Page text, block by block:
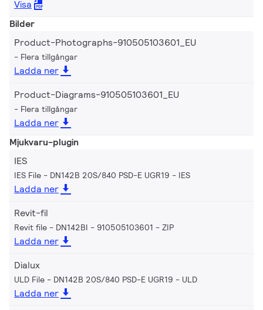
Visa
Bilder
Product-Photographs-910505103601_EU
Flera tillgångar
Ladda ner
Product-Diagrams-910505103601_EU
Flera tillgångar
Ladda ner
Mjukvaru-plugin
IES
IES File - DN142B 20S/840 PSD-E UGR19 IES
Ladda ner
Revit-fil
Revit file - DN142BI - 910505103601 ZIP
Ladda ner
Dialux
ULD File - DN142B 20S/840 PSD-E UGR19 ULD
Ladda ner